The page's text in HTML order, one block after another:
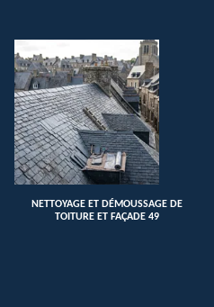
NETTOYAGE ET DÉMOUSSAGE DE
TOITURE ET FAÇADE 49